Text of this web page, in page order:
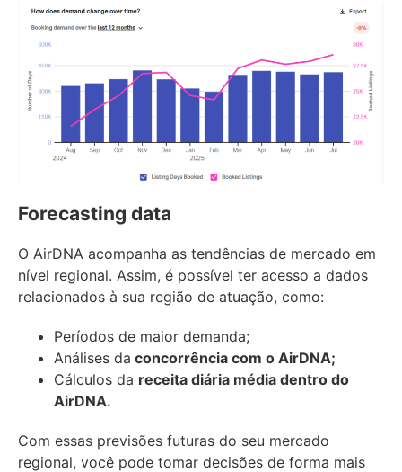
Forecasting data
O AirDNA acompanha as tendências de mercado em
nível regional. Assim, é possível ter acesso a dados
relacionados à sua região de atuação, como:
Períodos de maior demanda;
Análises da concorrência com o AirDNA;
Cálculos da receita diária média dentro do
AirDNA.
Com essas previsões futuras do seu mercado
regional, você pode tomar decisões de forma mais